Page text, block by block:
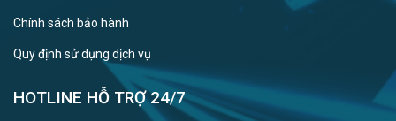
Chính sách bảo hành
Quy định sử dụng dịch vụ
HOTLINE HỖ TRỢ 24/7